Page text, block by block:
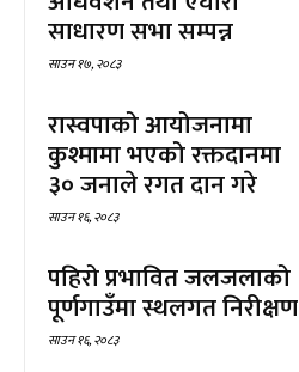
साधारण सभा सम्पन्न
साउन १७, २०८३
रास्वपाको आयोजनामा
कुश्मामा भएको रक्तदानमा
३० जनाले रगत दान गरे
साउन १६, २०८३
पहिरो प्रभावित जलजलाको
पूर्णगाउँमा स्थलगत निरीक्षण
साउन १६, २०८३